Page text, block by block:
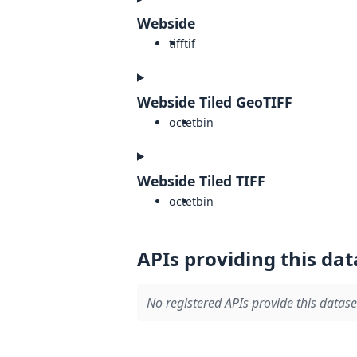
Webside
tifftif
Webside Tiled GeoTIFF
octetbin
Webside Tiled TIFF
octetbin
APIs providing this
No registered APIs provide this